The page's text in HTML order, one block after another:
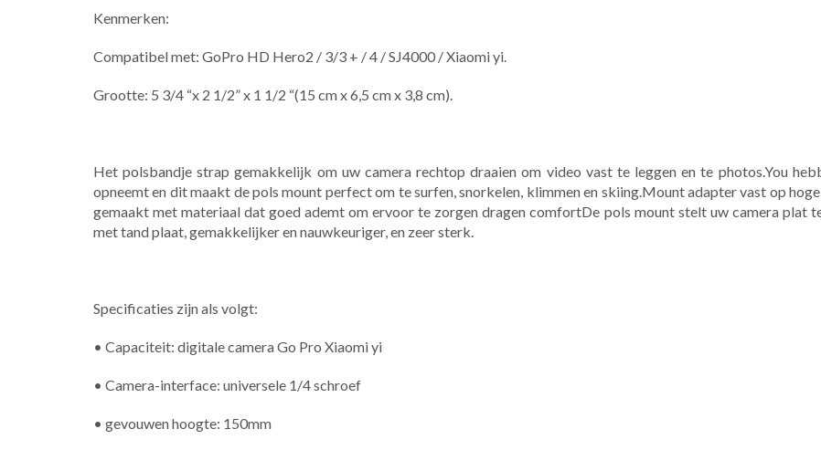
Kenmerken:
Compatibel met: GoPro HD Hero2 / 3/3 + / 4 / SJ4000 / Xiaomi yi.
Grootte: 5 3/4 “x 2 1/2” x 1 1/2 “(15 cm x 6,5 cm x 3,8 cm).
Het polsbandje strap gemakkelijk om uw camera rechtop draaien om video vast te leggen en te photos.You
opneemt en dit maakt de pols mount perfect om te surfen, snorkelen, klimmen en skiing.Mount adapter vast op
gemaakt met materiaal dat goed ademt om ervoor te zorgen dragen comfortDe pols mount stelt uw camera plat
met tand plaat, gemakkelijker en nauwkeuriger, en zeer sterk.
Specificaties zijn als volgt:
• Capaciteit: digitale camera Go Pro Xiaomi yi
• Camera-interface: universele 1/4 schroef
• gevouwen hoogte: 150mm